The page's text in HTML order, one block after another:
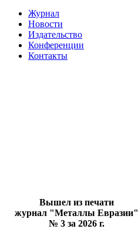
Журнал
Новости
Издательство
Конференции
Контакты
Вышел из печати
журнал "Металлы Евразии"
№ 3 за 2026 г.